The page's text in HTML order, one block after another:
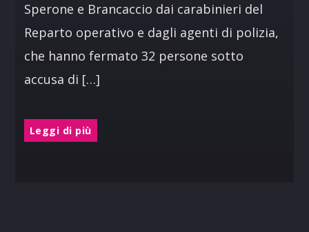
Sperone e Brancaccio dai carabinieri del
Reparto operativo e dagli agenti di polizia,
che hanno fermato 32 persone sotto
accusa di […]
Leggi di più